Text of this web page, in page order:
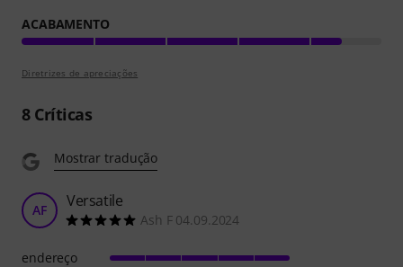
ACABAMENTO
Diretrizes de apreciações
8Críticas
Mostrar tradução
AF Versatile
Ash F 04.09.2024
endereço